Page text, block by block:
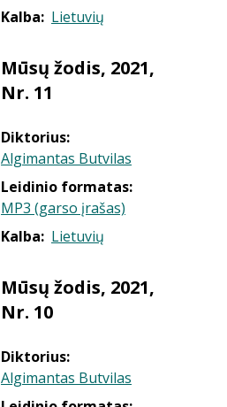
Kalba: Lietuvių
Mūsų žodis, 2021,
Nr. 11
Diktorius:
Algimantas Butvilas
Leidinio formatas:
MP3 (garso įrašas)
Kalba: Lietuvių
Mūsų žodis, 2021,
Nr. 10
Diktorius:
Algimantas Butvilas